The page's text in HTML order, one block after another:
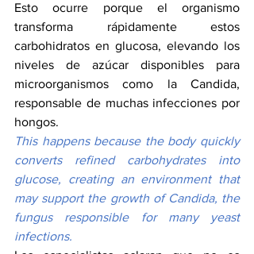
Esto ocurre porque el organismo
transforma rápidamente estos
carbohidratos en glucosa, elevando los
niveles de azúcar disponibles para
microorganismos como la Candida,
responsable de muchas infecciones por
hongos.
This happens because the body quickly
converts refined carbohydrates into
glucose, creating an environment that
may support the growth of Candida, the
fungus responsible for many yeast
infections.